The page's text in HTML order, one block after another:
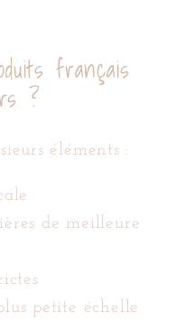
français
?
éléments :
de meilleure
petite échelle